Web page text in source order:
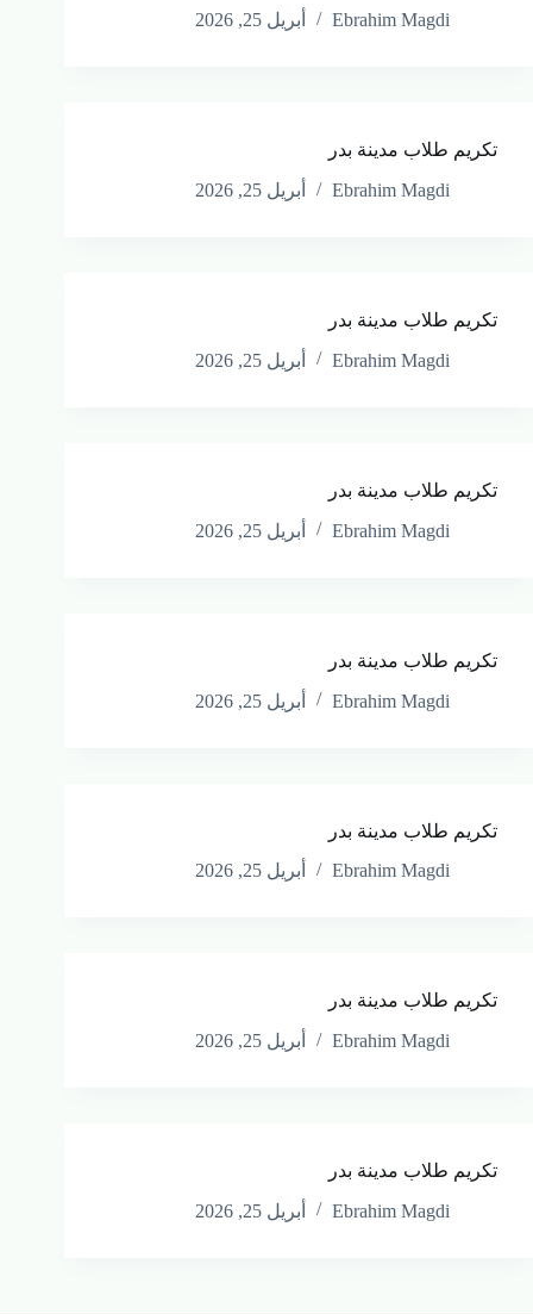
Ebrahim Magdi
أبريل 25, 2026
تكريم طلاب مدينة بدر
Ebrahim Magdi
أبريل 25, 2026
تكريم طلاب مدينة بدر
Ebrahim Magdi
أبريل 25, 2026
تكريم طلاب مدينة بدر
Ebrahim Magdi
أبريل 25, 2026
تكريم طلاب مدينة بدر
Ebrahim Magdi
أبريل 25, 2026
تكريم طلاب مدينة بدر
Ebrahim Magdi
أبريل 25, 2026
تكريم طلاب مدينة بدر
Ebrahim Magdi
أبريل 25, 2026
تكريم طلاب مدينة بدر
Ebrahim Magdi
أبريل 25, 2026